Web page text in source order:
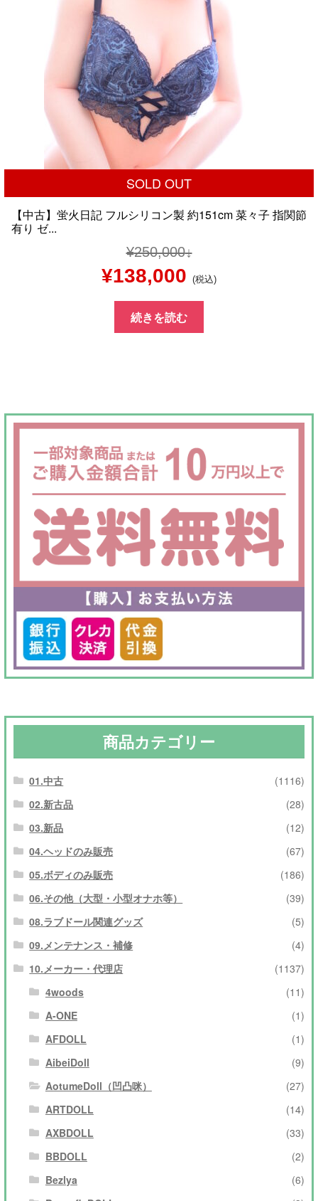
SOLD OUT
【中古】蛍火日記 フルシリコン製 約151cm 菜々子 指関節
有り ゼ...
¥250,000
元
の
価
¥250,000
で
し
た。
¥138,000 現
在
の
は
で
す。
(税込)
続きを読む
商品カテゴリー
01.中古
(1116)
02.新古品
(28)
03.新品
(12)
04.ヘッドのみ販売
(67)
05.ボディのみ販売
(186)
06.その他（大型・小型オナホ等）
(39)
08.ラブドール関連グッズ
(5)
09.メンテナンス・補修
(4)
10.メーカー・代理店
(1137)
4woods
(11)
A-ONE
(1)
AFDOLL
(1)
AibeiDoll
(9)
AotumeDoll（凹凸咪）
(27)
ARTDOLL
(14)
AXBDOLL
(33)
BBDOLL
(2)
Bezlya
(6)